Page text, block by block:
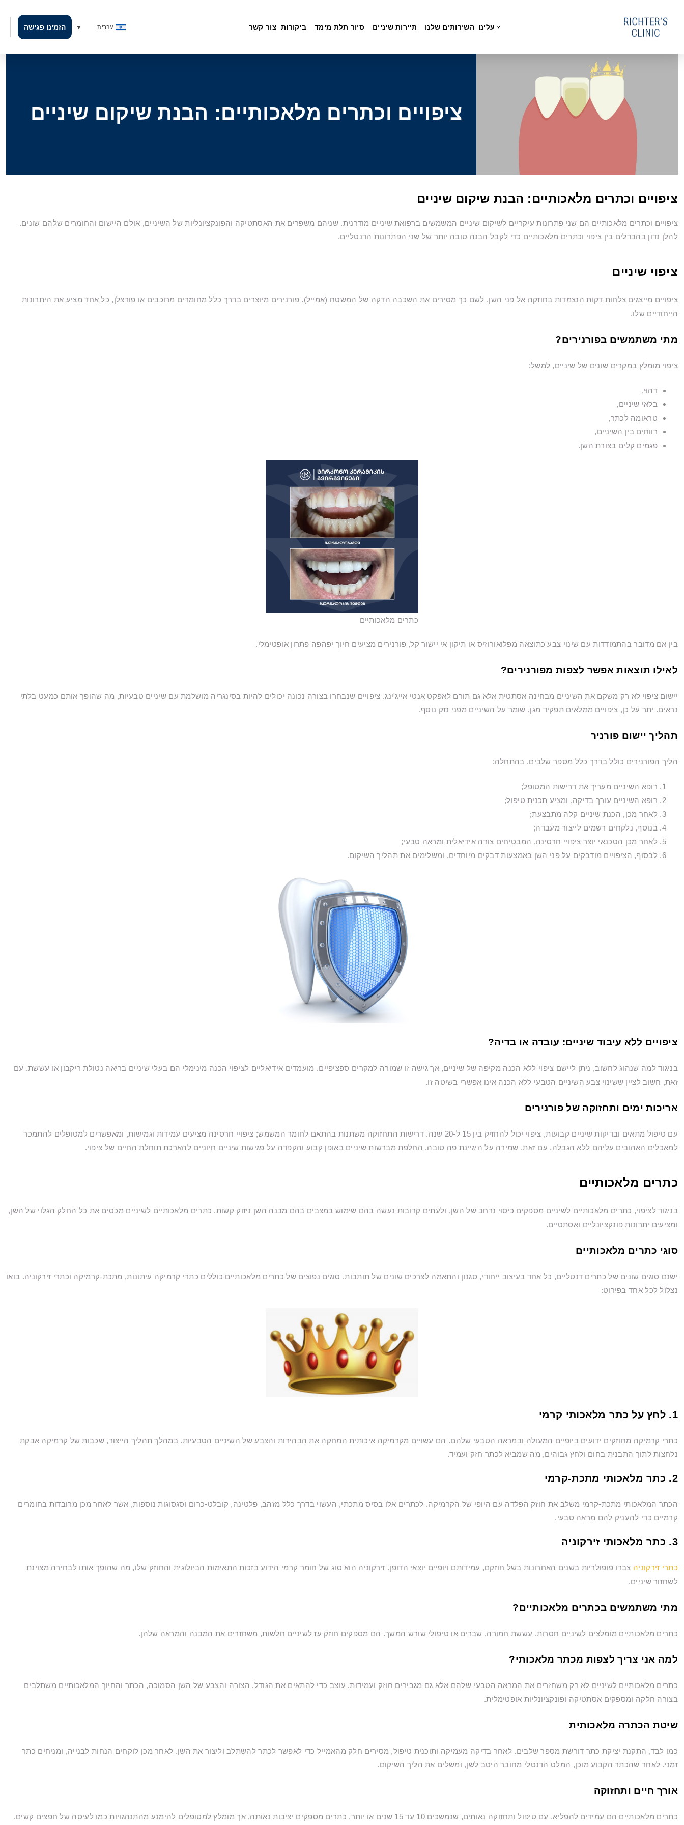
עלינו השירותים שלנו תיירות שיניים סיור תלת מימד ביקורות צור קשר עברית הזמינו פגישה
ציפויים וכתרים מלאכותיים: הבנת שיקום שיניים
ציפויים וכתרים מלאכותיים: הבנת שיקום שיניים
ציפויים וכתרים מלאכותיים הם שני פתרונות עיקריים לשיקום שיניים המשמשים ברפואת שיניים מודרנית. שניהם משפרים את האסתטיקה והפונקציונליות של השיניים, אולם היישום והחומרים שלהם שונים.
להלן נדון בהבדלים בין ציפוי וכתרים מלאכותיים כדי לקבל הבנה טובה יותר של שני הפתרונות הדנטליים.
ציפוי שיניים
ציפויים מייצגים צלחות דקות הנצמדות בחוזקה אל פני השן. לשם כך מסירים את השכבה הדקה של המשטח (אמייל). פורנירים מיוצרים בדרך כלל מחומרים מרוכבים או פורצלן, כל אחד מציע את היתרונות
הייחודיים שלו.
מתי משתמשים בפורנירים?
ציפוי מומלץ במקרים שונים של שיניים, למשל:
דִהוּי,
בלאי שיניים,
טראומה לכתר,
רווחים בין השיניים,
פגמים קלים בצורת השן.
כתרים מלאכותיים
בין אם מדובר בהתמודדות עם שינוי צבע כתוצאה מפלואורוזיס או תיקון אי יישור קל, פורנירים מציעים חיוך יפהפה פתרון אופטימלי.
לאילו תוצאות אפשר לצפות מפורנירים?
יישום ציפוי לא רק משקם את השיניים מבחינה אסתטית אלא גם תורם לאפקט אנטי אייג'ינג. ציפויים שנבחרו בצורה נכונה יכולים להיות בסינגריה מושלמת עם שיניים טבעיות, מה שהופך אותם כמעט בלתי
נראים. יתר על כן, ציפויים ממלאים תפקיד מגן, שומר על השיניים מפני נזק נוסף.
תהליך יישום פורניר
הליך הפורנירים כולל בדרך כלל מספר שלבים. בהתחלה:
רופא השיניים מעריך את דרישות המטופל;
רופא השיניים עורך בדיקה, ומציע תכנית טיפול;
לאחר מכן, הכנת שיניים קלה מתבצעת;
בנוסף, נלקחים רשמים לייצור מעבדה;
לאחר מכן הטכנאי יוצר ציפויי חרסינה, המבטיחים צורה אידיאלית ומראה טבעי;
לבסוף, הציפויים מודבקים על פני השן באמצעות דבקים מיוחדים, ומשלימים את תהליך השיקום.
ציפויים ללא עיבוד שיניים: עובדה או בדיה?
בניגוד למה שנהוג לחשוב, ניתן ליישם ציפוי ללא הכנה מקיפה של שיניים, אך גישה זו שמורה למקרים ספציפיים. מועמדים אידיאליים לציפוי הכנה מינימלי הם בעלי שיניים בריאה נטולת ריקבון או עששת. עם
זאת, חשוב לציין ששינוי צבע השיניים הטבעי ללא הכנה אינו אפשרי בשיטה זו.
אריכות ימים ותחזוקה של פורנירים
עם טיפול מתאים ובדיקות שיניים קבועות, ציפוי יכול להחזיק בין 15 ל-20 שנה. דרישות התחזוקה משתנות בהתאם לחומר המשמש; ציפויי חרסינה מציעים עמידות וגמישות, ומאפשרים למטופלים להתמכר
למאכלים האהובים עליהם ללא הגבלה. עם זאת, שמירה על היגיינת פה טובה, החלפת מברשות שיניים באופן קבוע והקפדה על פגישות שיניים חיוניים להארכת תוחלת החיים של ציפוי.
כתרים מלאכותיים
בניגוד לציפוי, כתרים מלאכותיים לשיניים מספקים כיסוי נרחב של השן, ולעתים קרובות נעשה בהם שימוש במצבים בהם מבנה השן ניזוק קשות. כתרים מלאכותיים לשיניים מכסים את כל החלק הגלוי של השן,
ומציעים יתרונות פונקציונליים ואסתטיים.
סוגי כתרים מלאכותיים
ישנם סוגים שונים של כתרים דנטליים, כל אחד בעיצוב ייחודי, סגנון והתאמה לצרכים שונים של תותבות. סוגים נפוצים של כתרים מלאכותיים כוללים כתרי קרמיקה עיתונות, מתכת-קרמיקה וכתרי זירקוניה. בואו
נצלול לכל אחד בפירוט:
1. לחץ על כתר מלאכותי קרמי
כתרי קרמיקה מחוזקים ידועים ביופיים המעולה ובמראה הטבעי שלהם. הם עשויים מקרמיקה איכותית המחקה את הבהירות והצבע של השיניים הטבעיות. במהלך תהליך הייצור, שכבות של קרמיקה אבקת
נלחצות לתוך התבנית בחום ולחץ גבוהים, מה שמביא לכתר חזק ועמיד.
2. כתר מלאכותי מתכת-קרמי
הכתר המלאכותי מתכת-קרמי משלב את חוזק הפלדה עם היופי של הקרמיקה. לכתרים אלו בסיס מתכתי, העשוי בדרך כלל מזהב, פלטינה, קובלט-כרום וסגסוגות נוספות, אשר לאחר מכן מרובדות בחומרים
קרמיים כדי להעניק להם מראה טבעי.
3. כתר מלאכותי זירקוניה
כתרי זירקוניה צברו פופולריות בשנים האחרונות בשל חוזקם, עמידותם ויופיים יוצאי הדופן. זירקוניה הוא סוג של חומר קרמי הידוע בזכות התאימות הביולוגית והחוזק שלו, מה שהופך אותו לבחירה מצוינת
לשחזור שיניים.
מתי משתמשים בכתרים מלאכותיים?
כתרים מלאכותיים מומלצים לשיניים חסרות, עששת חמורה, שברים או טיפולי שורש המשך. הם מספקים חוזק עז לשיניים חלשות, משחזרים את המבנה והמראה שלהן.
למה אני צריך לצפות מכתר מלאכותי?
כתרים מלאכותיים לשיניים לא רק משחזרים את המראה הטבעי שלהם אלא גם מגבירים חוזק ועמידות. עוצב כדי להתאים את הגודל, הצורה והצבע של השן הסמוכה, הכתר והחיוך המלאכותיים משתלבים
בצורה חלקה ומספקים אסתטיקה ופונקציונליות אופטימלית.
שיטת הכתרה מלאכותית
כמו לבד, התקנת יציקת כתר דורשת מספר שלבים. לאחר בדיקה מעמיקה ותוכנית טיפול, מסירים חלק מהאמייל כדי לאפשר לכתר להשתלב וליצור את השן. לאחר מכן לוקחים הנחות לבנייה, ומניחים כתר
זמני. לאחר שהכתר הקבוע מוכן, המלט הדנטלי מחובר היטב לשן, ומשלים את הליך השיקום.
אורך חיים ותחזוקה
כתרים מלאכותיים הם עמידים להפליא, עם טיפול ותחזוקה נאותים, שנמשכים 10 עד 15 שנים או יותר. כתרים מספקים יציבות נאותה, אך מומלץ למטופלים להימנע מהתנהגויות כמו לעיסה של חפצים קשים.